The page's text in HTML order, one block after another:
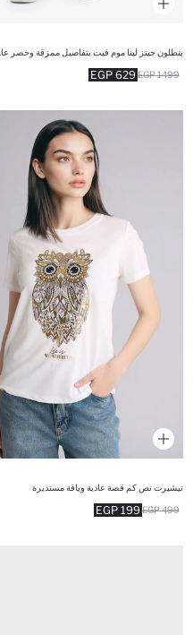
629 EGP 1499 EGP
تيشيرت نص كم قصة عادية وياقة مستديرة
199 EGP 499 EGP